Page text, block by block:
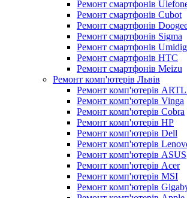
Ремонт смартфонів
Ремонт смартфонів Cubot
Ремонт смартфонів
Ремонт смартфонів Sigma
Ремонт смартфонів
Ремонт смартфонів HTC
Ремонт смартфонів Meizu
Ремонт комп'ютерів Львів
Ремонт комп'ютерів
Ремонт комп'ютерів Vinga
Ремонт комп'ютерів Cobra
Ремонт комп'ютерів HP
Ремонт комп'ютерів Dell
Ремонт комп'ютерів
Ремонт комп'ютерів ASUS
Ремонт комп'ютерів Acer
Ремонт комп'ютерів MSI
Ремонт комп'ютерів